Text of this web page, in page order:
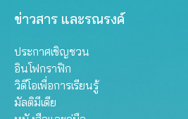
ข่าวสาร และรณรงค์
ประกาศเชิญชวน
อินโฟกราฟิก
วิดีโอเพื่อการเรียนรู้
มัลติมีเดีย